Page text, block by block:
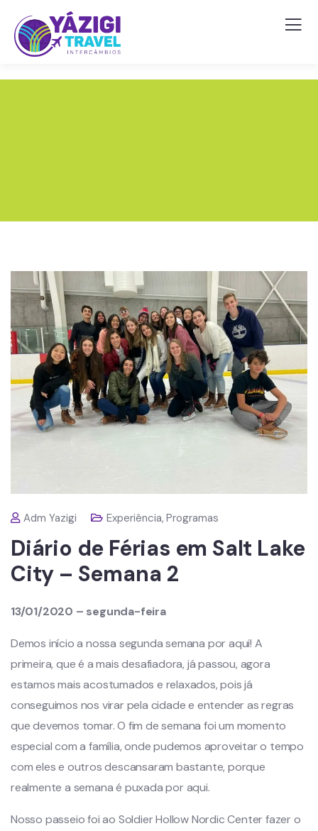
Adm Yazigi Experiência,Programas
Diário de Férias em Salt Lake
City – Semana 2
13/01/2020 – segunda-feira
Demos início a nossa segunda semana por aqui! A
primeira, que é a mais desafiadora, já passou, agora
estamos mais acostumados e relaxados, pois já
conseguimos nos virar pela cidade e entender as regras
que devemos tomar. O fim de semana foi um momento
especial com a família, onde pudemos aproveitar o tempo
com eles e outros descansaram bastante, porque
realmente a semana é puxada por aqui.
Nosso passeio foi ao Soldier Hollow Nordic Center fazer o